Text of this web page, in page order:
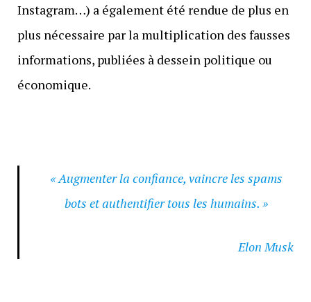
Instagram…) a également été rendue de plus en
plus nécessaire par la multiplication des fausses
informations, publiées à dessein politique ou
économique.
« Augmenter la confiance, vaincre les spams
bots et authentifier tous les humains. »
Elon Musk